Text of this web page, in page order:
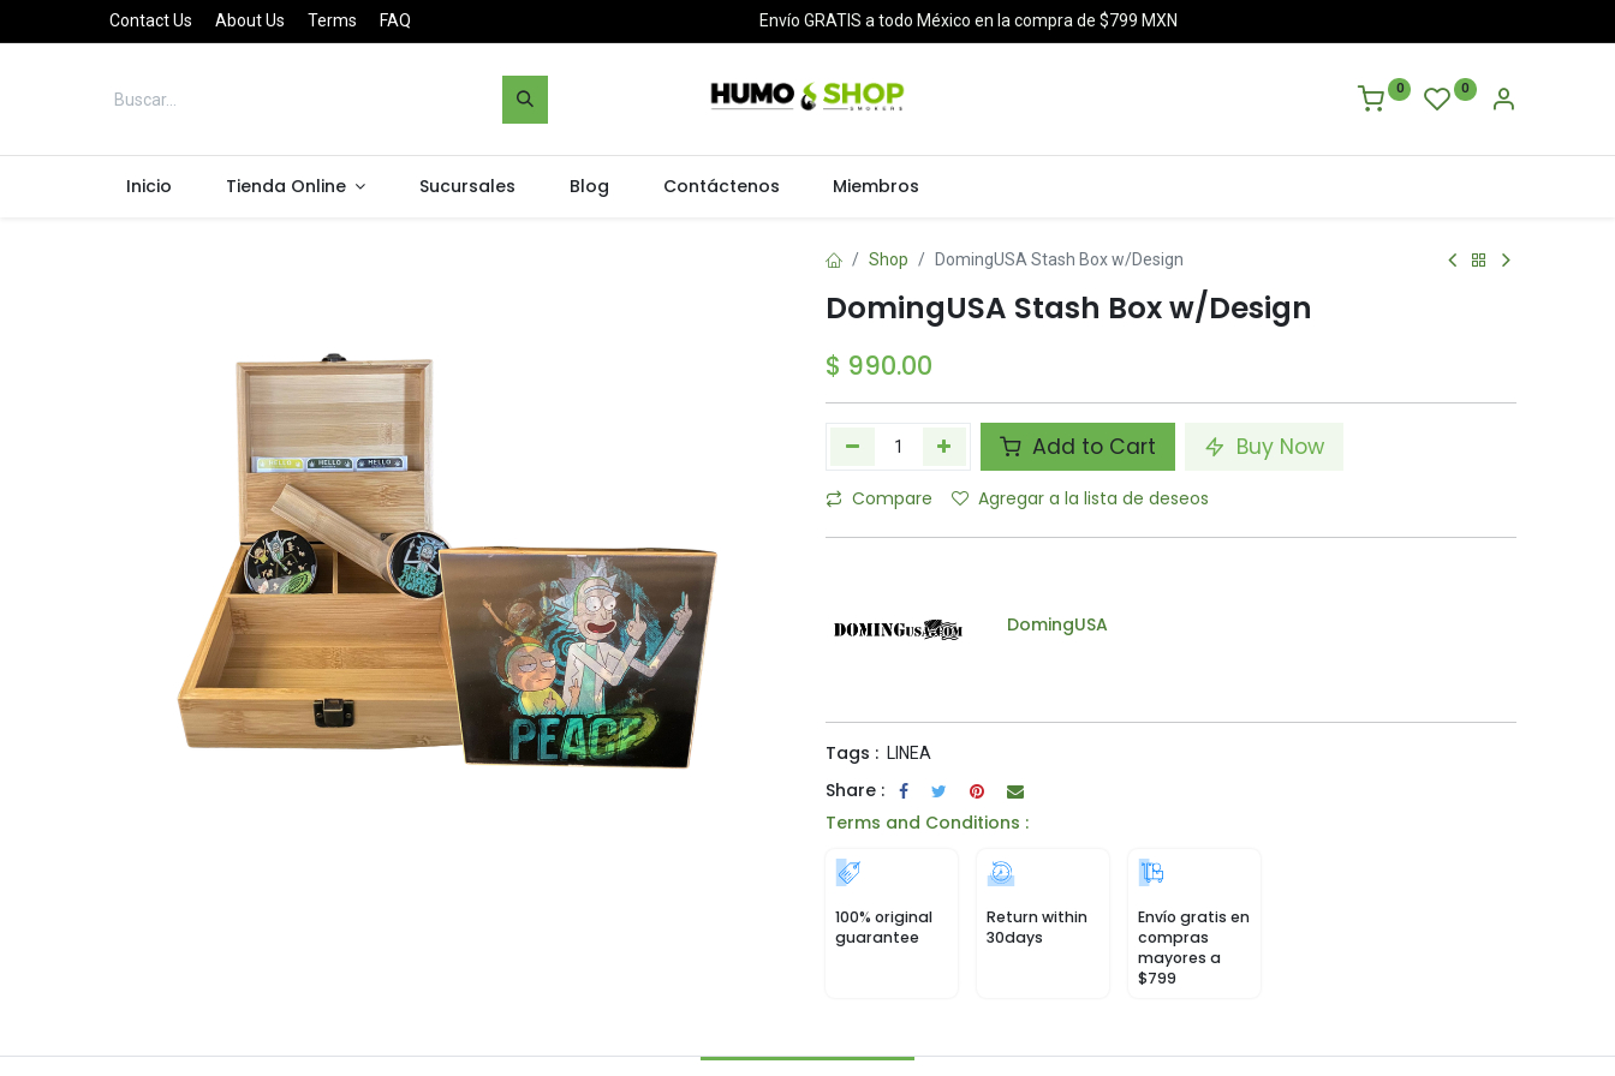
Contact Us About Us Terms FAQ Envío GRATIS a todo México en la compra de $799 MXN
0 0
Inicio Tienda Online Sucursales Blog Contáctenos Miembros
Shop DomingUSA Stash Box w/Design
DomingUSA Stash Box w/Design
$ 990.00
Add to Cart Buy Now
Compare Agregar a la lista de deseos
DomingUSA
Tags : LINEA
Share :
Terms and Conditions :
100% original
guarantee
Return within
30days
Envío gratis en
compras
mayores a
$799